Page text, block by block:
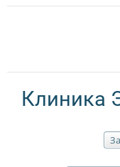
Клиника